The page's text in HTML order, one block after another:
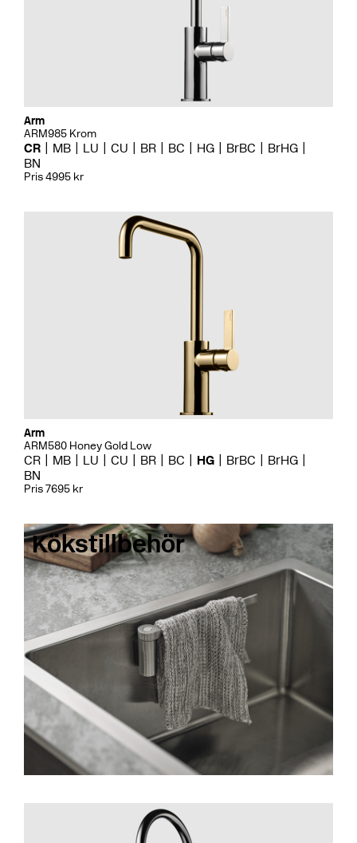
Arm
ARM985 Krom
CR MB LU CU BR BC HG BrBC
BrHG
BN
Pris 4995 kr
Arm
ARM580 Honey Gold Low
CR MB LU CU BR BC HG BrBC
BrHG
BN
Pris 7695 kr
Kökstillbehör